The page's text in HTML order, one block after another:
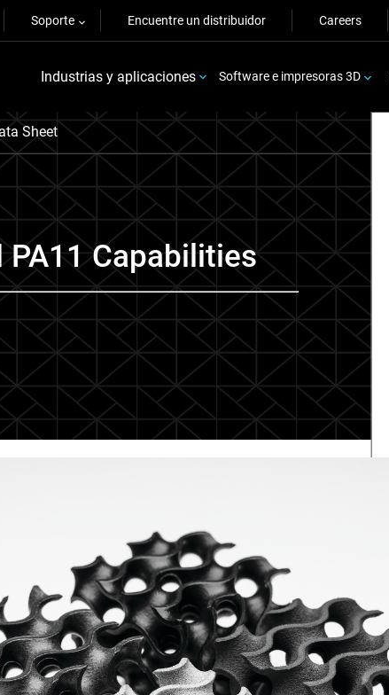
Soporte Encuentre un distribuidor Careers
Industrias y aplicaciones Software e impresoras 3D
Sheet
Capabilities